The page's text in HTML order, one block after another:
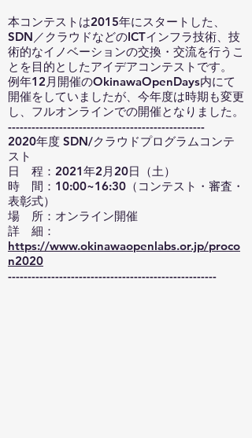
本コンテストは2015年にスタートした、
SDN／クラウドなどのICTインフラ技術、技
術的なイノベーションの交換・交流を行うこ
とを目的としたアイデアコンテストです。
例年12月開催のOkinawaOpenDays内にて
開催をしていましたが、今年度は時期も変更
し、フルオンラインでの開催となりました。
--------------------------------------------------
2020年度 SDN/クラウドプログラムコンテ
スト
日 程：2021年2月20日（土）
時 間：10:00~16:30（コンテスト・審査・
表彰式）
場 所：オンライン開催
詳 細：
https://www.okinawaopenlabs.or.jp/proco
n2020
-----------------------------------------------------